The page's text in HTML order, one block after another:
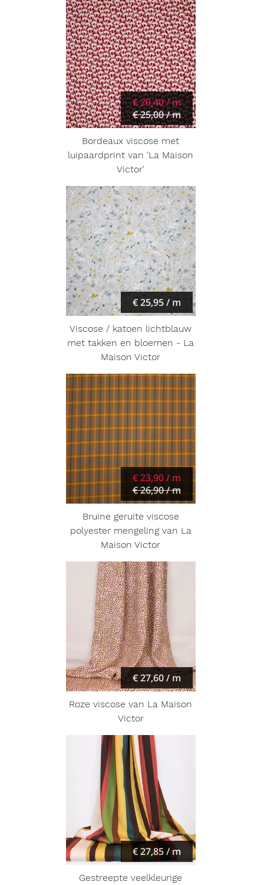
€ 20,40 / m
€ 25,00 / m
Bordeaux viscose met
luipaardprint van 'La Maison
Victor'
€ 25,95 / m
Viscose / katoen lichtblauw
met takken en bloemen - La
Maison Victor
€ 23,90 / m
€ 26,90 / m
Bruine geruite viscose
polyester mengeling van La
Maison Victor
€ 27,60 / m
Roze viscose van La Maison
Victor
€ 27,85 / m
Gestreepte veelkleurige